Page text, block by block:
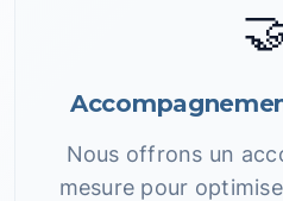
Nous offrons un
mesure pour